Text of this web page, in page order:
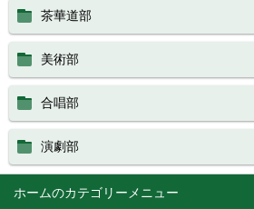
ホーム
茶華道部
美術部
合唱部
演劇部